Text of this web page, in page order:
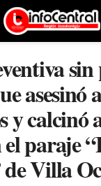
sin
asesinó a
y calcinó
paraje
Villa